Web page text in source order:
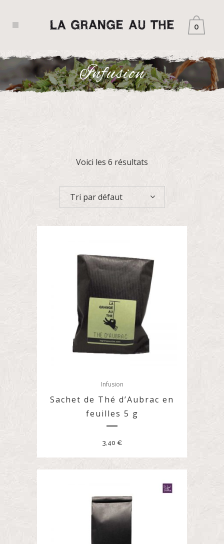
0
Infusion
Voici les 6 résultats
Tri par défaut
Infusion
Sachet de Thé d’Aubrac en
feuilles 5 g
3,40 €